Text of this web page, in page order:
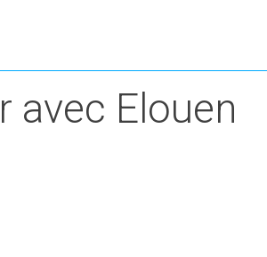
avec Elouen